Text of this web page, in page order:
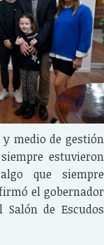
y medio de gestión
estuvieron
que siempre
el gobernador
de Escudos